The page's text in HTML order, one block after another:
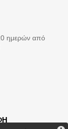
ημερών από